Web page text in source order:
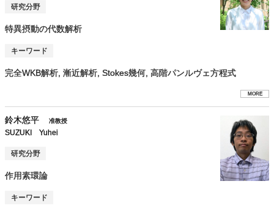
研究分野
特異摂動の代数解析
キーワード
完全WKB解析, 漸近解析, Stokes幾何, 高階パンルヴェ方程式
MORE
鈴木悠平 准教授
SUZUKI Yuhei
研究分野
作用素環論
キーワード